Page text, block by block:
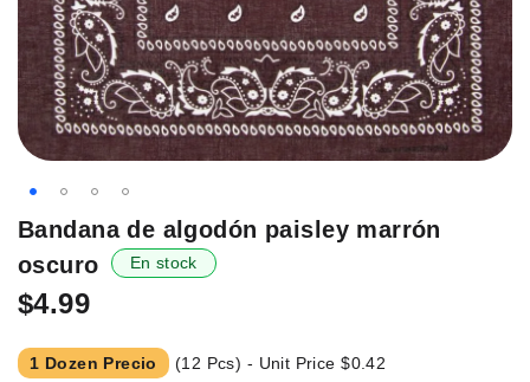
Saltar
principio
de
la
galería
de
Bandana de algodón paisley marrón
oscuro
En stock
$4.99
1 Dozen Precio (12 Pcs) - Unit Price$0.42